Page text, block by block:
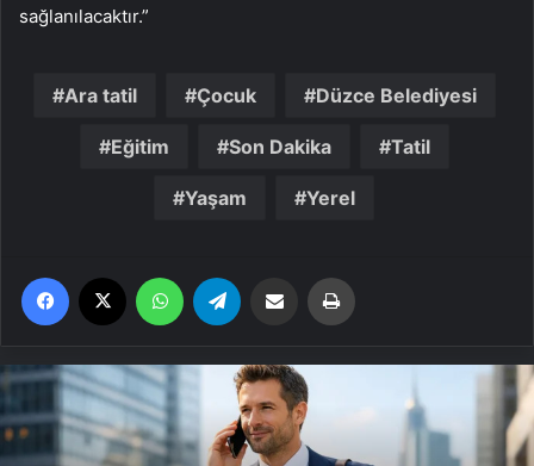
sağlanılacaktır.”
Ara tatil Çocuk Düzce Belediyesi
Eğitim Son Dakika Tatil
Yaşam Yerel
Facebook WhatsApp Email'den paylaş